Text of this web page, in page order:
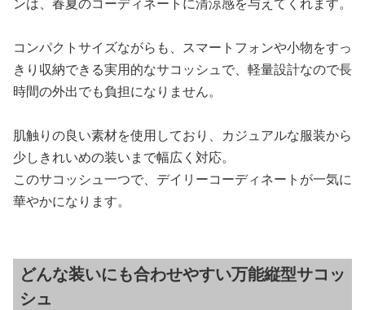
コンパクトサイズながらも、スマートフォンや小物をすっ
きり収納できる実用的なサコッシュで、軽量設計なので長
時間の外出でも負担になりません。
肌触りの良い素材を使用しており、カジュアルな服装から
少しきれいめの装いまで幅広く対応。
このサコッシュ一つで、デイリーコーディネートが一気に
華やかになります。
どんな装いにも合わせやすい万能縦型サコッ
シュ